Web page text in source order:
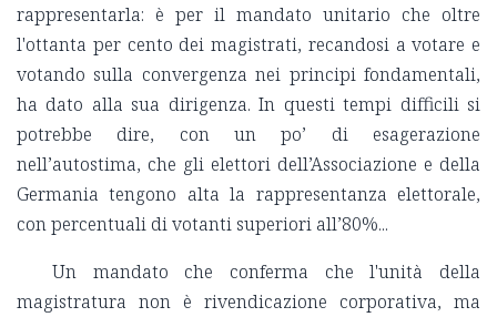
rappresentarla: è per il mandato unitario che oltre
l'ottanta per cento dei magistrati, recandosi a votare e
votando sulla convergenza nei principi fondamentali,
ha dato alla sua dirigenza. In questi tempi difficili si
potrebbe dire, con un po’ di esagerazione
nell’autostima, che gli elettori dell’Associazione e della
Germania tengono alta la rappresentanza elettorale,
con percentuali di votanti superiori all’80%...
Un mandato che conferma che l'unità della
magistratura non è rivendicazione corporativa, ma